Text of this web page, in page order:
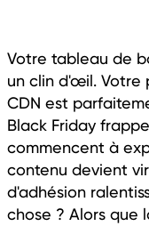
Votre tableau de
un clin d'œil. Votre
CDN est
Black Friday
commencent à
contenu devient
d'adhésion
chose ? Alors que